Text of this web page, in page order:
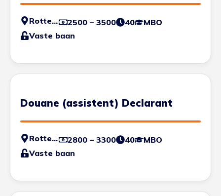
Rotterdam 2500 – 3500 40
MBO
Vaste baan
Douane (assistent) Declarant
Rotterdam 2800 – 3300 40
MBO
Vaste baan